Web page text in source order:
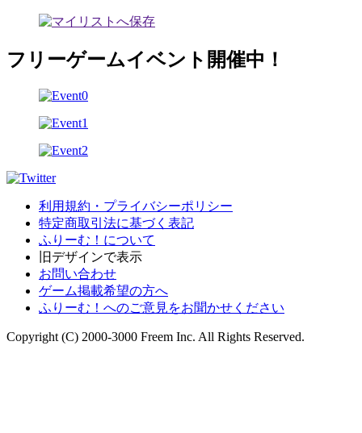
フリーゲームイベント開催中！
利用規約・プライバシーポリシー
特定商取引法に基づく表記
ふりーむ！について
旧デザインで表示
お問い合わせ
ゲーム掲載希望の方へ
ふりーむ！へのご意見をお聞かせください
Copyright (C) 2000-3000 Freem Inc. All Rights Reserved.